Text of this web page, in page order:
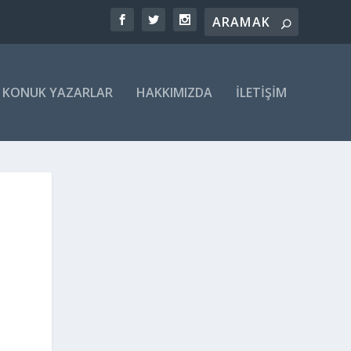
KONUK YAZARLAR HAKKIMIZDA İLETIŞIM